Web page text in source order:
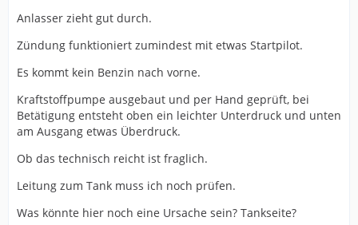
Anlasser zieht gut durch.
Zündung funktioniert zumindest mit etwas Startpilot.
Es kommt kein Benzin nach vorne.
Kraftstoffpumpe ausgebaut und per Hand geprüft, bei
Betätigung entsteht oben ein leichter Unterdruck und unten
am Ausgang etwas Überdruck.
Ob das technisch reicht ist fraglich.
Leitung zum Tank muss ich noch prüfen.
Was könnte hier noch eine Ursache sein? Tankseite?